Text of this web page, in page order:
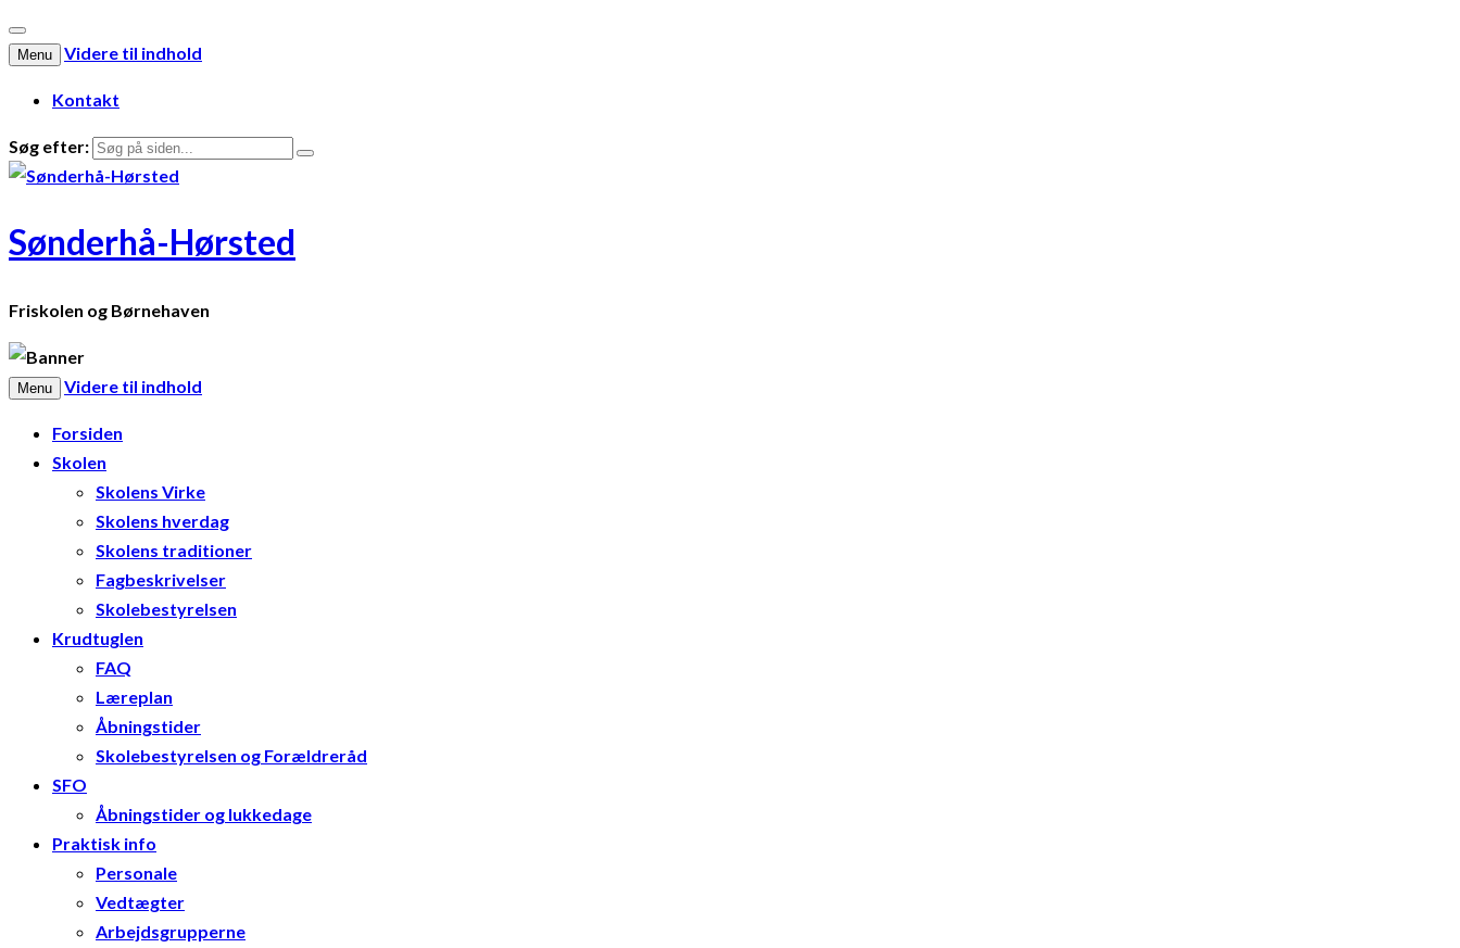
Menu Videre til indhold
Kontakt
Søg efter:
Sønderhå-Hørsted
Friskolen og Børnehaven
Menu Videre til indhold
Forsiden
Skolen
Skolens Virke
Skolens hverdag
Skolens traditioner
Fagbeskrivelser
Skolebestyrelsen
Krudtuglen
FAQ
Læreplan
Åbningstider
Skolebestyrelsen og Forældreråd
SFO
Åbningstider og lukkedage
Praktisk info
Personale
Vedtægter
Arbejdsgrupperne